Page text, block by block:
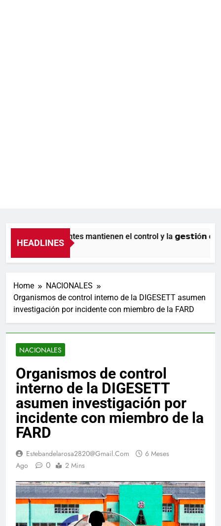
HEADLINES
Nuestros agentes mantienen el control y la 𝗴𝗲𝘀𝘁𝗶ó𝗻
9 Horas Ago
Home
NACIONALES
Organismos de control interno de la DIGESETT asumen
investigación por incidente con miembro de la FARD
NACIONALES
Organismos de control
interno de la DIGESETT
asumen investigación por
incidente con miembro de la
FARD
Estebandelarosa2820@gmail.com
6 Meses
Ago
0 2 Mins